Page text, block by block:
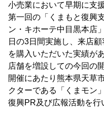
小売業において早期に支
第一回の「くまもと復興
ン・キホーテ中目黒本店
日の3日間実施し、来店
を購入いただいた実績が
店舗を増設しての今回の
開催にあたり熊本県天草
クターである「くまモン
復興PR及び広報活動を行